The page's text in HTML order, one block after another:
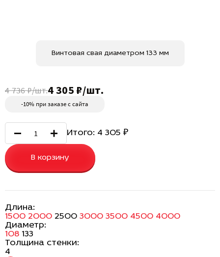
4 736 ₽/шт.4 305 ₽/шт.
-10% при заказе с сайта
Итого: 4 305 ₽
В корзину
Длина:
1500 2000 2500 3000 3500 4500 4000
Диаметр:
108 133
Толщина стенки:
4
Винтовая свая диаметром 133 мм